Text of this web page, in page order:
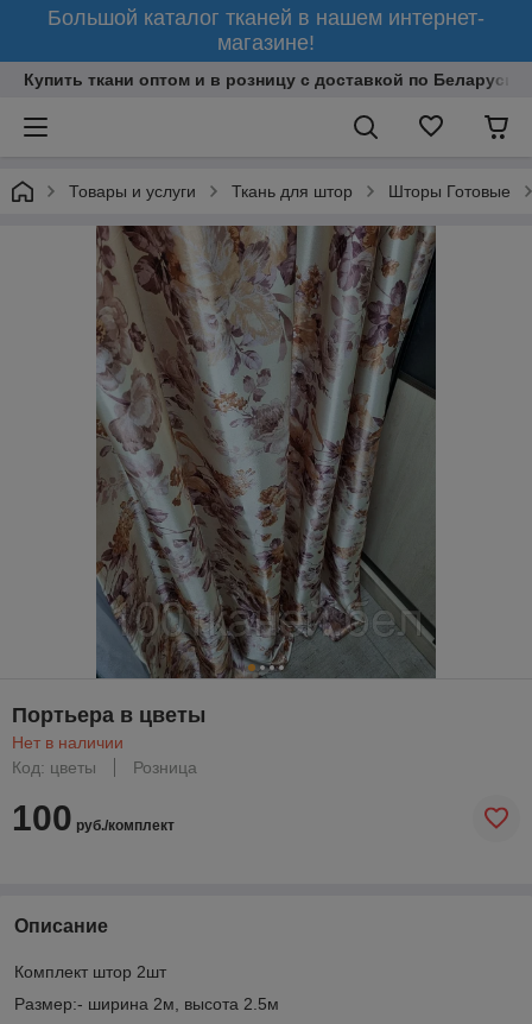
Большой каталог тканей в нашем интернет-
магазине!
Купить ткани оптом и в розницу с доставкой по Беларуси
Товары и услуги Ткань для штор Шторы Готовые
Портьера в цветы
Нет в наличии
Код: цветы
Розница
100 руб./комплект
Описание
Комплект штор 2шт
Размер:- ширина 2м, высота 2.5м